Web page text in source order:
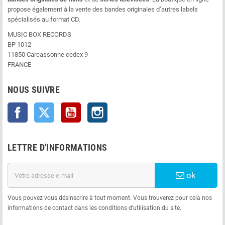
propose également à la vente des bandes originales d’autres labels
spécialisés au format CD.
MUSIC BOX RECORDS
BP 1012
11850 Carcassonne cedex 9
FRANCE
NOUS SUIVRE
Facebook Twitter YouTube
LETTRE D'INFORMATIONS
ok
Vous pouvez vous désinscrire à tout moment. Vous trouverez pour cela nos
informations de contact dans les conditions d'utilisation du site.